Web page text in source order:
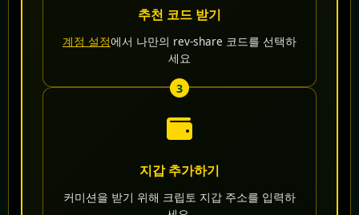
추천 코드 받기
계정 설정에서 나만의 rev-share 코드를 선택하
세요
3
지갑 추가하기
커미션을 받기 위해 크립토 지갑 주소를 입력하